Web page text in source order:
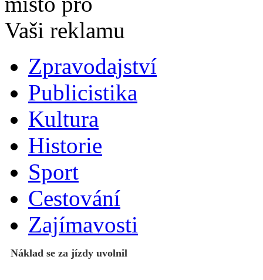
Zpravodajství
Publicistika
Kultura
Historie
Sport
Cestování
Zajímavosti
Náklad se za jízdy uvolnil